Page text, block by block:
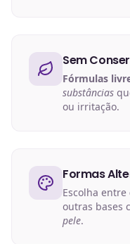
Sem
Fórmulas
substâncias
ou irritação.
Formas
Escolha entre
outras bases
pele.